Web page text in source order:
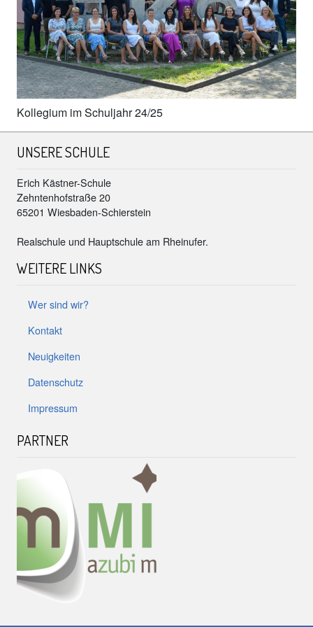
Kollegium im Schuljahr 24/25
UNSERE SCHULE
Erich Kästner-Schule
Zehntenhofstraße 20
65201 Wiesbaden-Schierstein
Realschule und Hauptschule am Rheinufer.
WEITERE LINKS
Wer sind wir?
Kontakt
Neuigkeiten
Datenschutz
Impressum
PARTNER